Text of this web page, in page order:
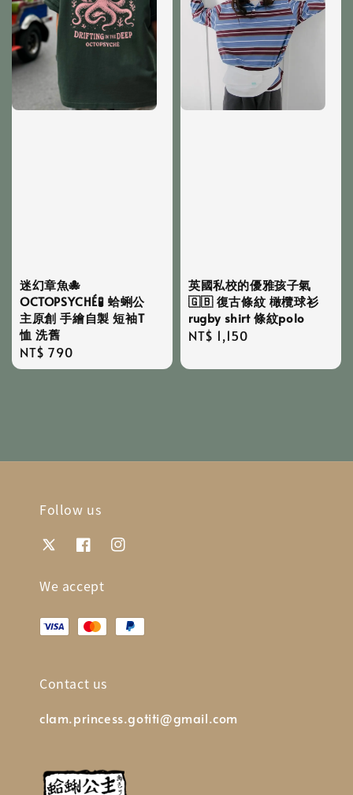
迷幻章魚🐙
OCTOPSYCHÉ🧪 蛤蜊公
主原創 手繪自製 短袖T
恤 洗舊
Regular
price
NT$ 790
英國私校的優雅孩子氣
🇬🇧 復古條紋 橄欖球衫
rugby shirt 條紋polo
Regular
NT$ 1,150
Follow us
We accept
Contact us
clam.princess.gotiti@gmail.com